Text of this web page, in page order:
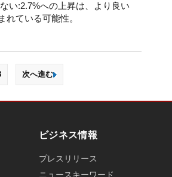
い:2.7%への上昇は、より良い
ている可能性。
次へ進む
ビジネス情報
プレスリリース
ニュースキーワード